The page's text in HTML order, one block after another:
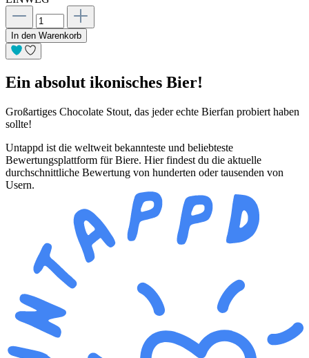
In den Warenkorb
Ein absolut ikonisches Bier!
Großartiges Chocolate Stout, das jeder echte Bierfan probiert haben
sollte!
Untappd ist die weltweit bekannteste und beliebteste
Bewertungsplattform für Biere. Hier findest du die aktuelle
durchschnittliche Bewertung von hunderten oder tausenden von
Usern.